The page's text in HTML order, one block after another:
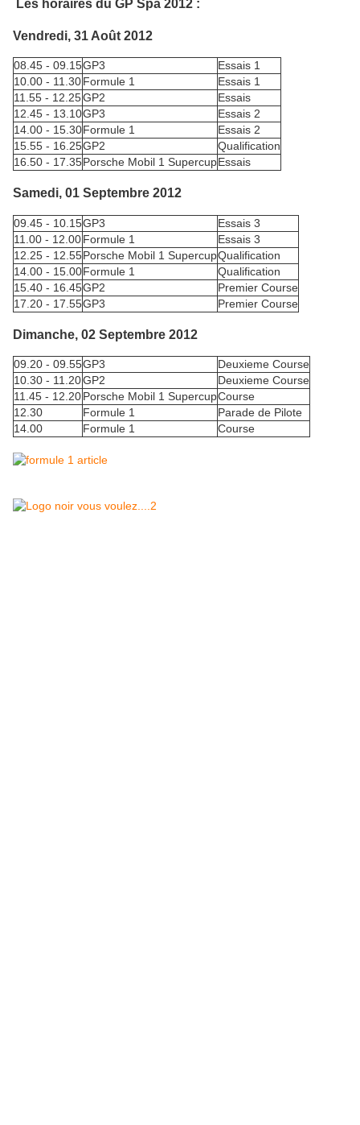
Les horaires du GP Spa 2012 :
Vendredi, 31 Août 2012
08.45 - 09.15GP3
Essais 1
10.00 - 11.30Formule 1
Essais 1
11.55 - 12.25GP2
Essais
12.45 - 13.10GP3
Essais 2
14.00 - 15.30Formule 1
Essais 2
15.55 - 16.25GP2
Qualification
16.50 - 17.35Porsche Mobil 1 SupercupEssais
Samedi, 01 Septembre 2012
09.45 - 10.15GP3
Essais 3
11.00 - 12.00Formule 1
Essais 3
12.25 - 12.55Porsche Mobil 1 SupercupQualification
14.00 - 15.00Formule 1
Qualification
15.40 - 16.45GP2
Premier Course
17.20 - 17.55GP3 Premier Course
Dimanche, 02 Septembre 2012
09.20 - 09.55GP3
Deuxieme Course
10.30 - 11.20GP2
Deuxieme Course
11.45 - 12.20Porsche Mobil 1 SupercupCourse
12.30
Formule 1
Parade de Pilote
14.00
Formule 1 Course